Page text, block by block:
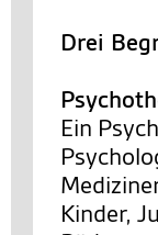
Drei
Ein
Kinder,